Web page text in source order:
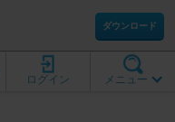
ダウンロード
メニュー
ログイン